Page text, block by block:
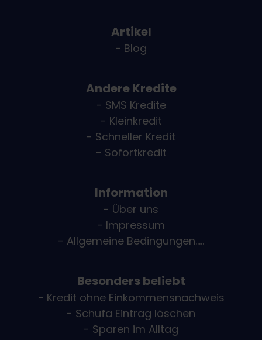
Artikel
- Blog
Andere Kredite
- SMS Kredite
- Kleinkredit
- Schneller Kredit
- Sofortkredit
Information
- Über uns
- Impressum
- Allgemeine Bedingungen.....
Besonders beliebt
- Kredit ohne Einkommensnachweis
- Schufa Eintrag löschen
- Sparen im Alltag